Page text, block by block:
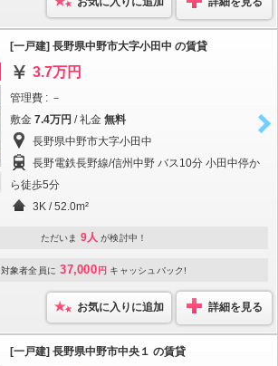
[一戸建] 長野県中野市大字小田中 の賃貸
3.7万円
管理費 : －
敷金 7.4万円 / 礼金 無料
長野県中野市大字小田中
長野電鉄長野線/信州中野 バス10分 小田中停か
ら徒歩5分
3K / 52.0m²
ただいま 9人 が検討中！
対象者全員に 37,000 円 キャッシュバック!
お気に入りに追加 詳細を見る
[一戸建] 長野県中野市中央１ の賃貸